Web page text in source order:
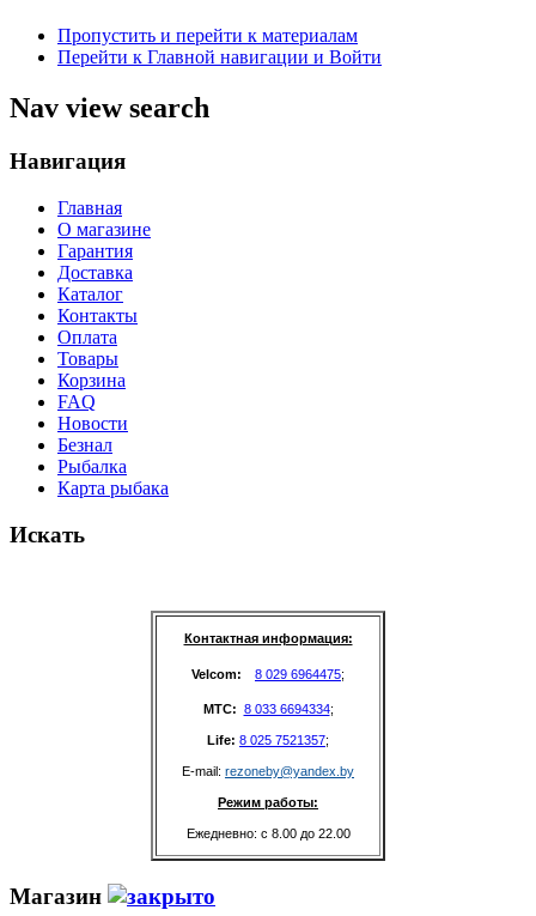
Пропустить и перейти к материалам
Перейти к Главной навигации и Войти
Nav view search
Навигация
Главная
О магазине
Гарантия
Доставка
Каталог
Контакты
Оплата
Товары
Корзина
FAQ
Новости
Безнал
Рыбалка
Карта рыбака
Искать
Контактная информация:
Velcom: 8 029 6964475;
MTC: 8 033 6694334;
Life: 8 025 7521357;
E-mail: rezoneby@yandex.by
Режим работы:
Ежедневно: с 8.00 до 22.00
Магазин